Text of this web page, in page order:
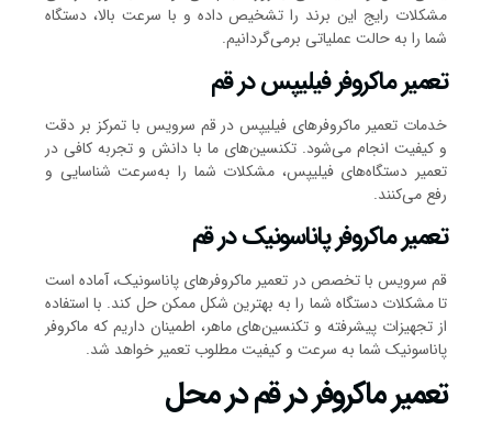
مشکلات رایج این برند را تشخیص داده و با سرعت بالا، دستگاه
شما را به حالت عملیاتی برمی‌گردانیم.
تعمیر ماکروفر فیلیپس در قم
خدمات تعمیر ماکروفرهای فیلیپس در قم سرویس با تمرکز بر دقت
و کیفیت انجام می‌شود. تکنسین‌های ما با دانش و تجربه کافی در
تعمیر دستگاه‌های فیلیپس، مشکلات شما را به‌سرعت شناسایی و
رفع می‌کنند.
تعمیر ماکروفر پاناسونیک در قم
قم سرویس با تخصص در تعمیر ماکروفرهای پاناسونیک، آماده است
تا مشکلات دستگاه شما را به بهترین شکل ممکن حل کند. با استفاده
از تجهیزات پیشرفته و تکنسین‌های ماهر، اطمینان داریم که ماکروفر
پاناسونیک شما به سرعت و کیفیت مطلوب تعمیر خواهد شد.
تعمیر ماکروفر در قم در محل